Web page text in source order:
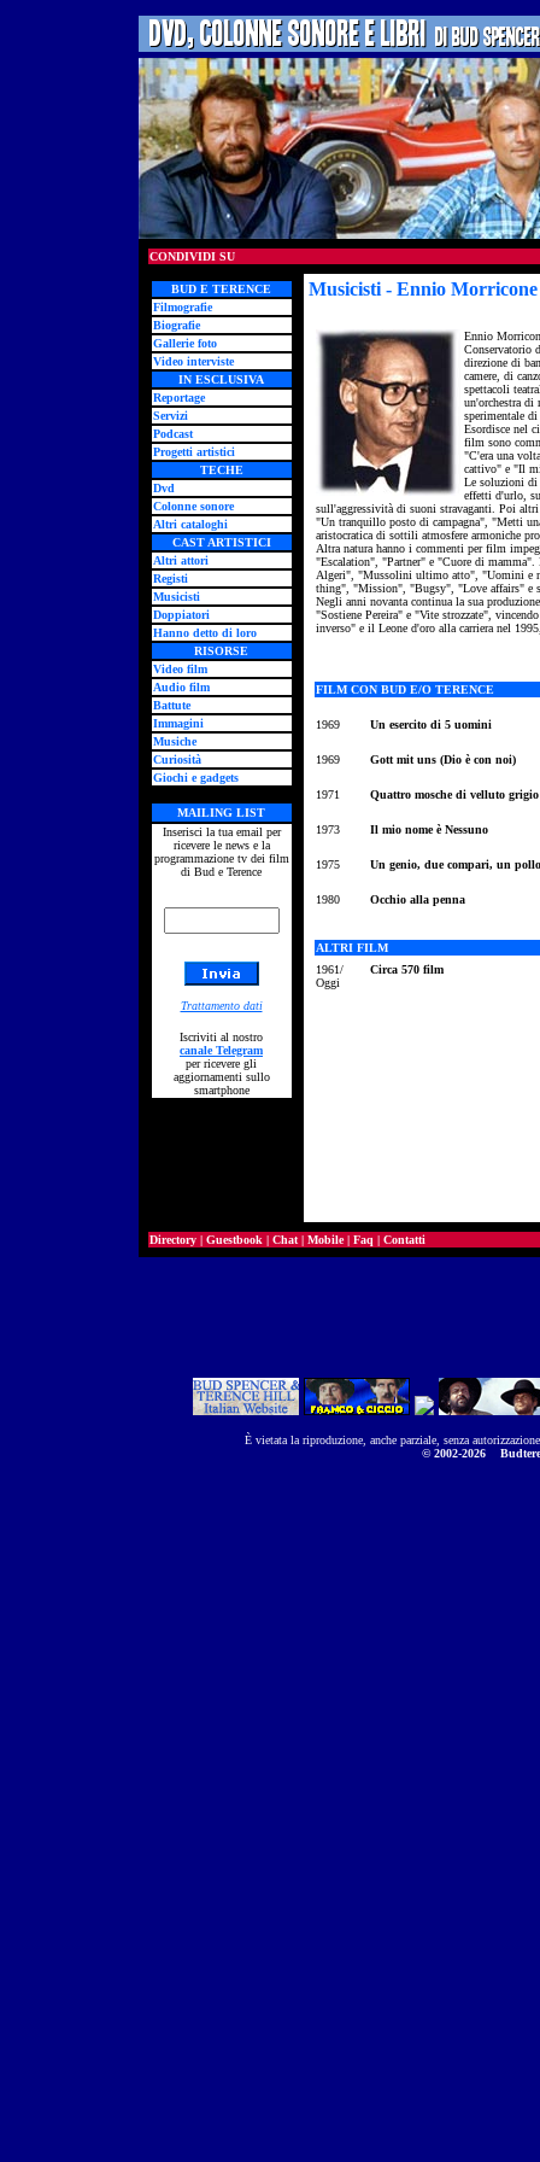
CONDIVIDI SU
BUD E TERENCE
Filmografie
Biografie
Gallerie foto
Video interviste
IN ESCLUSIVA
Reportage
Servizi
Podcast
Progetti artistici
TECHE
Dvd
Colonne sonore
Altri cataloghi
CAST ARTISTICI
Altri attori
Registi
Musicisti
Doppiatori
Hanno detto di loro
RISORSE
Video film
Audio film
Battute
Immagini
Musiche
Curiosità
Giochi e gadgets
MAILING LIST
Inserisci la tua email per
ricevere le news e la
programmazione tv dei film
di Bud e Terence
Trattamento dati
Iscriviti al nostro
canale Telegram
per ricevere gli
aggiornamenti sullo
smartphone
Musicisti - Ennio Morricone
Ennio
Conservatorio
direzione di
camere, di
spettacoli
un'orchestra di
sperimentale
Esordisce nel
film sono
"C'era una
cattivo" e "Il
Le soluzioni
effetti d'urlo,
sull'aggressività di suoni stravaganti. Poi
"Un tranquillo posto di campagna", "Metti
aristocratica di sottili atmosfere armoniche
Altra natura hanno i commenti per film
"Escalation", "Partner" e "Cuore di
Algeri", "Mussolini ultimo atto", "Uomini e
thing", "Mission", "Bugsy", "Love affairs" e
Negli anni novanta continua la sua
"Sostiene Pereira" e "Vite strozzate",
inverso" e il Leone d'oro alla carriera nel
FILM CON BUD E/O TERENCE
1969 Un esercito di 5 uomini
1969 Gott mit uns (Dio è con noi)
1971 Quattro mosche di velluto grigio
1973 Il mio nome è Nessuno
1975 Un genio, due compari, un pollo
1980 Occhio alla penna
ALTRI FILM
1961/
Oggi
Circa 570 film
Directory | Guestbook | Chat | Mobile| Faq | Contatti
È vietata la riproduzione, anche parziale, senza
© 2002-2026